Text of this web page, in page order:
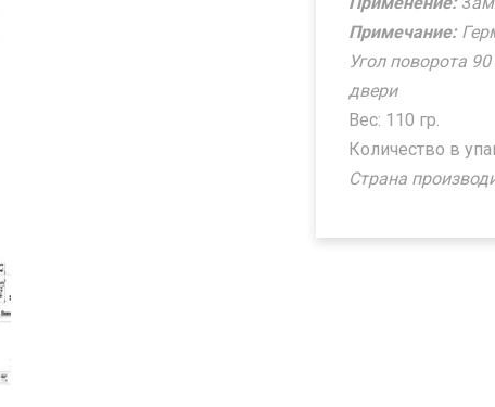
Примечание:
Угол поворота 90
двери
Вес: 110 гр.
Количество в
Страна